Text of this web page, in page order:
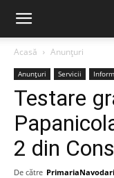
Acasă Anunțuri
Anunțuri Servicii
Testare
2 din
De către PrimariaNavodari